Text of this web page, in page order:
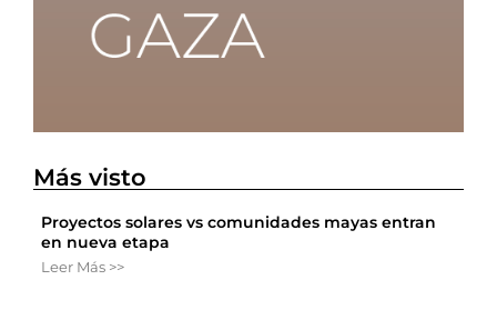
Más visto
Proyectos solares vs comunidades mayas entran
en nueva etapa
Leer Más >>